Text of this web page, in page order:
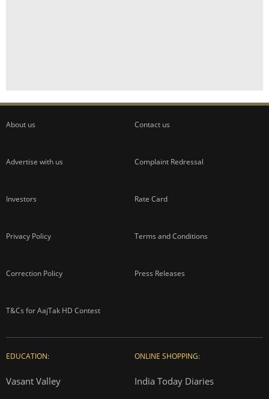
About us Contact us
Advertise with us Complaint Redressal
Investors Rate Card
Privacy Policy Terms and Conditions
Correction Policy Press Releases
T&Cs for AajTak HD Contest
EDUCATION:
Vasant Valley
ONLINE SHOPPING:
India Today Diaries